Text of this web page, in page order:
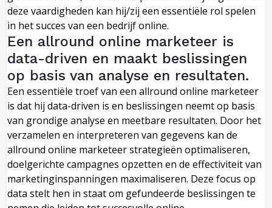
deze vaardigheden kan hij/zij een essentiële rol spelen
in het succes van een bedrijf online.
Een allround online marketeer is
data-driven en maakt beslissingen
op basis van analyse en resultaten.
Een essentiële troef van een allround online marketeer
is dat hij data-driven is en beslissingen neemt op basis
van grondige analyse en meetbare resultaten. Door het
verzamelen en interpreteren van gegevens kan de
allround online marketeer strategieën optimaliseren,
doelgerichte campagnes opzetten en de effectiviteit van
marketinginspanningen maximaliseren. Deze focus op
data stelt hen in staat om gefundeerde beslissingen te